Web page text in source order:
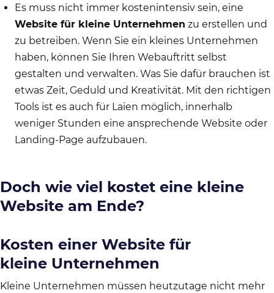
Es muss nicht immer kostenintensiv sein, eine
Website für kleine Unternehmen zu erstellen und
zu betreiben. Wenn Sie ein kleines Unternehmen
haben, können Sie Ihren Webauftritt selbst
gestalten und verwalten. Was Sie dafür brauchen ist
etwas Zeit, Geduld und Kreativität. Mit den richtigen
Tools ist es auch für Laien möglich, innerhalb
weniger Stunden eine ansprechende Website oder
Landing-Page aufzubauen.
Doch wie viel kostet eine kleine
Website am Ende?
Kosten einer Website für
kleine Unternehmen
Kleine Unternehmen müssen heutzutage nicht mehr